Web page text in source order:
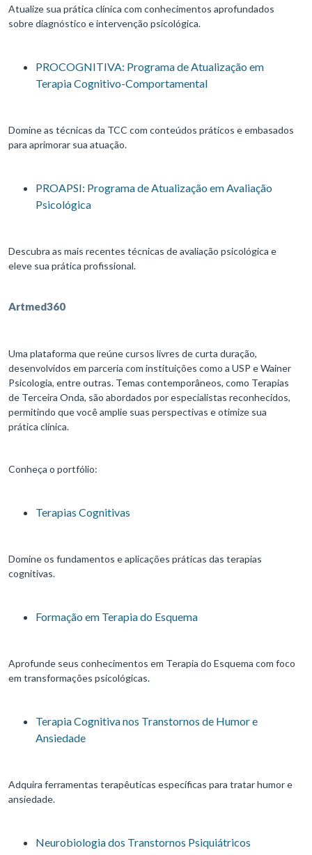
Atualize sua prática clínica com conhecimentos aprofundados
sobre diagnóstico e intervenção psicológica.
PROCOGNITIVA: Programa de Atualização em
Terapia Cognitivo-Comportamental
Domine as técnicas da TCC com conteúdos práticos e embasados
para aprimorar sua atuação.
PROAPSI: Programa de Atualização em Avaliação
Psicológica
Descubra as mais recentes técnicas de avaliação psicológica e
eleve sua prática profissional.
Artmed360
Uma plataforma que reúne cursos livres de curta duração,
desenvolvidos em parceria com instituições como a USP e Wainer
Psicologia, entre outras. Temas contemporâneos, como Terapias
de Terceira Onda, são abordados por especialistas reconhecidos,
permitindo que você amplie suas perspectivas e otimize sua
prática clínica.
Conheça o portfólio:
Terapias Cognitivas
Domine os fundamentos e aplicações práticas das terapias
cognitivas.
Formação em Terapia do Esquema
Aprofunde seus conhecimentos em Terapia do Esquema com foco
em transformações psicológicas.
Terapia Cognitiva nos Transtornos de Humor e
Ansiedade
Adquira ferramentas terapêuticas específicas para tratar humor e
ansiedade.
Neurobiologia dos Transtornos Psiquiátricos